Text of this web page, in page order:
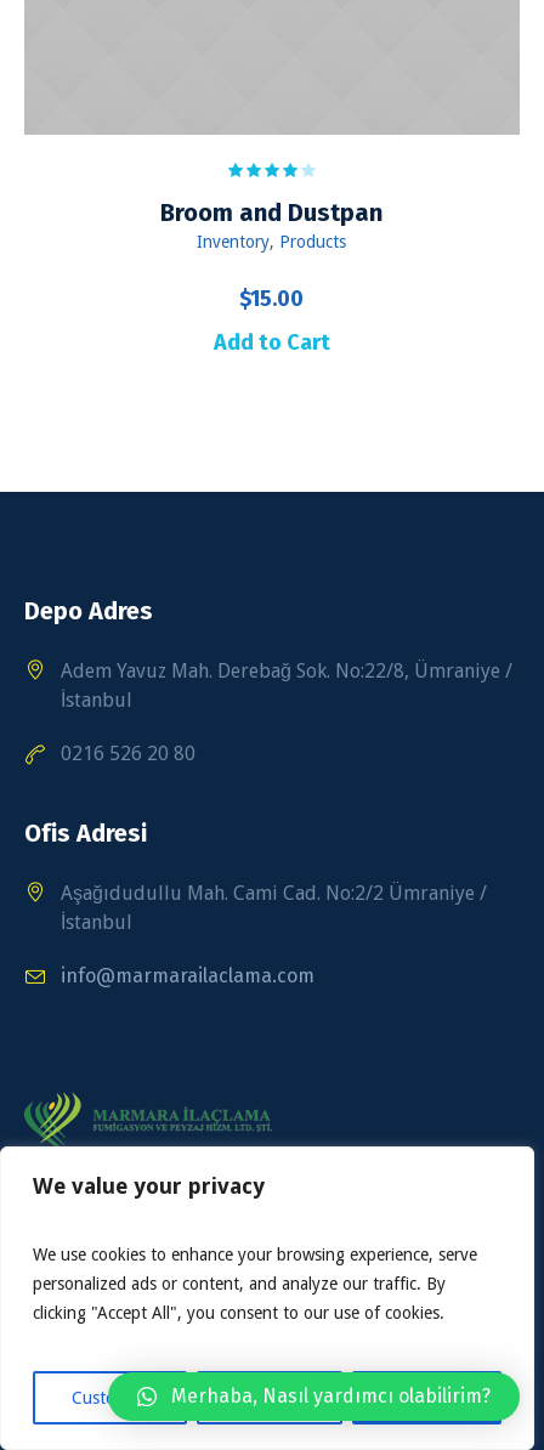
We value your privacy
We use cookies to enhance your browsing experience, serve
personalized ads or content, and analyze our traffic. By
clicking "Accept All", you consent to our use of cookies.
Customize Reject All Accept All
Broom and Dustpan
Inventory, Products
$15.00
Add to Cart
Depo Adres
Adem Yavuz Mah. Derebağ Sok. No:22/8, Ümraniye /
İstanbul
0216 526 20 80
Ofis Adresi
Aşağıdudullu Mah. Cami Cad. No:2/2 Ümraniye /
İstanbul
info@marmarailaclama.com
Marmara İlaçlama © 2023 / Tüm Hakları Saklıdır
Merhaba, Nasıl yardımcı olabilirim?